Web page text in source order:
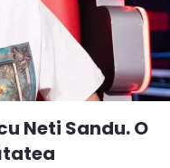
Neti Sandu. O